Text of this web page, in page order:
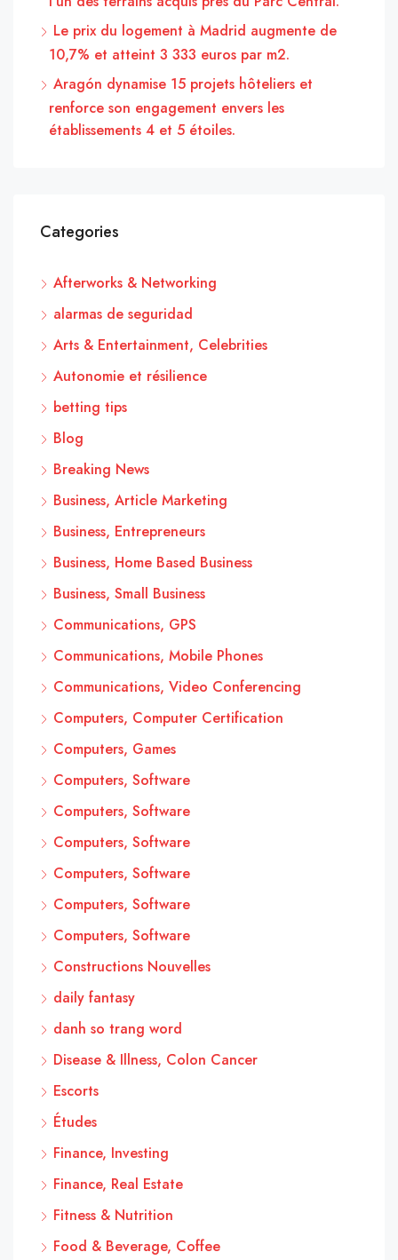
Le prix du logement à Madrid augmente de
10,7% et atteint 3 333 euros par m2.
Aragón dynamise 15 projets hôteliers et
renforce son engagement envers les
établissements 4 et 5 étoiles.
Categories
Afterworks & Networking
alarmas de seguridad
Arts & Entertainment, Celebrities
Autonomie et résilience
betting tips
Blog
Breaking News
Business, Article Marketing
Business, Entrepreneurs
Business, Home Based Business
Business, Small Business
Communications, GPS
Communications, Mobile Phones
Communications, Video Conferencing
Computers, Computer Certification
Computers, Games
Computers, Software
Computers, Software
Computers, Software
Computers, Software
Computers, Software
Computers, Software
Constructions Nouvelles
daily fantasy
danh so trang word
Disease & Illness, Colon Cancer
Escorts
Études
Finance, Investing
Finance, Real Estate
Fitness & Nutrition
Food & Beverage, Coffee